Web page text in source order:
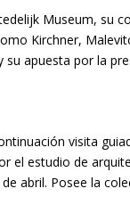
Museum, su
Kirchner,
su apuesta por la
visita
el estudio de
abril. Posee la